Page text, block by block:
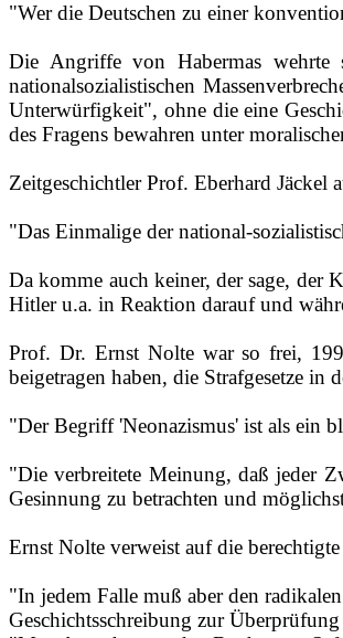
"Wer die Deutschen zu einer
Die Angriffe von Habermas wehrte
nationalsozialistischen
Unterwürfigkeit", ohne die eine
des Fragens bewahren unter
Zeitgeschichtler Prof. Eberhard Jäckel
"Das Einmalige der
Da komme auch keiner, der sage, der
Hitler u.a. in Reaktion darauf und
Prof. Dr. Ernst Nolte war so frei,
beigetragen haben, die Strafgesetze in
"Der Begriff 'Neonazismus' ist als ein
"Die verbreitete Meinung, daß jeder
Gesinnung zu betrachten und
Ernst Nolte verweist auf die
"In jedem Falle muß aber den
Geschichtsschreibung zur